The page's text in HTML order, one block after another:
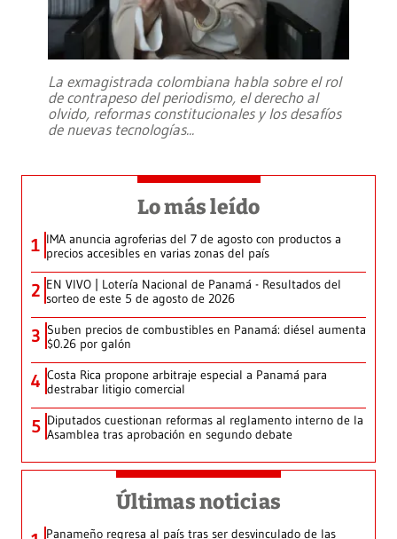
La exmagistrada colombiana habla sobre el rol
de contrapeso del periodismo, el derecho al
olvido, reformas constitucionales y los desafíos
de nuevas tecnologías...
Lo más leído
1 IMA anuncia agroferias del 7 de agosto con productos a
precios accesibles en varias zonas del país
2 EN VIVO | Lotería Nacional de Panamá - Resultados del
sorteo de este 5 de agosto de 2026
3 Suben precios de combustibles en Panamá: diésel aumenta
$0.26 por galón
4 Costa Rica propone arbitraje especial a Panamá para
destrabar litigio comercial
5 Diputados cuestionan reformas al reglamento interno de la
Asamblea tras aprobación en segundo debate
Últimas noticias
Panameño regresa al país tras ser desvinculado de las